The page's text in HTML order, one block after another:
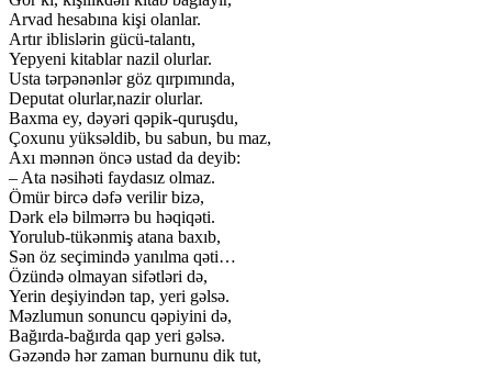
Arvad hesabına kişi olanlar.
Artır iblislərin gücü-talantı,
Yepyeni kitablar nazil olurlar.
Usta tərpənənlər göz qırpımında,
Deputat olurlar,nazir olurlar.
Baxma ey, dəyəri qəpik-quruşdu,
Çoxunu yüksəldib, bu sabun, bu maz,
Axı mənnən öncə ustad da deyib:
– Ata nəsihəti faydasız olmaz.
Ömür bircə dəfə verilir bizə,
Dərk elə bilmərrə bu həqiqəti.
Yorulub-tükənmiş atana baxıb,
Sən öz seçimində yanılma qəti…
Özündə olmayan sifətləri də,
Yerin deşiyindən tap, yeri gəlsə.
Məzlumun sonuncu qəpiyini də,
Bağırda-bağırda qap yeri gəlsə.
Gəzəndə hər zaman burnunu dik tut,